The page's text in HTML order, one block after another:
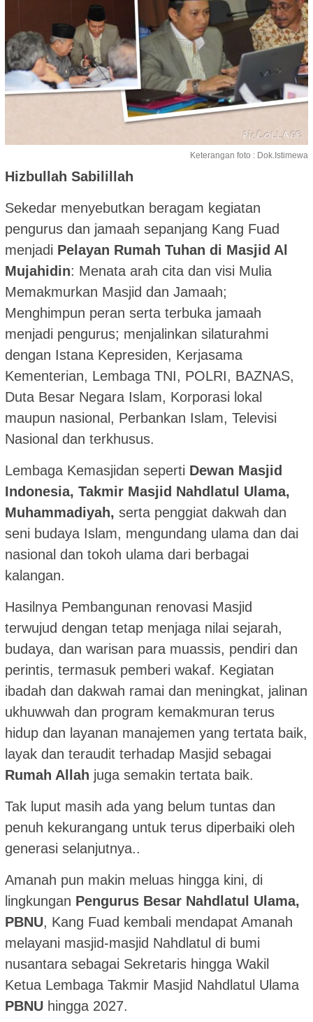
Keterangan foto : Dok.Istimewa
Hizbullah Sabilillah
Sekedar menyebutkan beragam kegiatan
pengurus dan jamaah sepanjang Kang Fuad
menjadi Pelayan Rumah Tuhan di Masjid Al
Mujahidin: Menata arah cita dan visi Mulia
Memakmurkan Masjid dan Jamaah;
Menghimpun peran serta terbuka jamaah
menjadi pengurus; menjalinkan silaturahmi
dengan Istana Kepresiden, Kerjasama
Kementerian, Lembaga TNI, POLRI, BAZNAS,
Duta Besar Negara Islam, Korporasi lokal
maupun nasional, Perbankan Islam, Televisi
Nasional dan terkhusus.
Lembaga Kemasjidan seperti Dewan Masjid
Indonesia, Takmir Masjid Nahdlatul Ulama,
Muhammadiyah, serta penggiat dakwah dan
seni budaya Islam, mengundang ulama dan dai
nasional dan tokoh ulama dari berbagai
kalangan.
Hasilnya Pembangunan renovasi Masjid
terwujud dengan tetap menjaga nilai sejarah,
budaya, dan warisan para muassis, pendiri dan
perintis, termasuk pemberi wakaf. Kegiatan
ibadah dan dakwah ramai dan meningkat, jalinan
ukhuwwah dan program kemakmuran terus
hidup dan layanan manajemen yang tertata baik,
layak dan teraudit terhadap Masjid sebagai
Rumah Allah juga semakin tertata baik.
Tak luput masih ada yang belum tuntas dan
penuh kekurangang untuk terus diperbaiki oleh
generasi selanjutnya..
Amanah pun makin meluas hingga kini, di
lingkungan Pengurus Besar Nahdlatul Ulama,
PBNU, Kang Fuad kembali mendapat Amanah
melayani masjid-masjid Nahdlatul di bumi
nusantara sebagai Sekretaris hingga Wakil
Ketua Lembaga Takmir Masjid Nahdlatul Ulama
PBNU hingga 2027.